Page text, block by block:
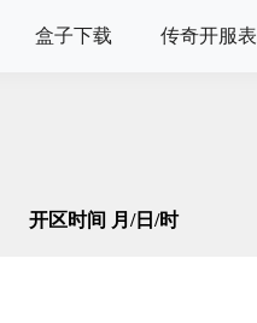
盒子下载 传奇开服表